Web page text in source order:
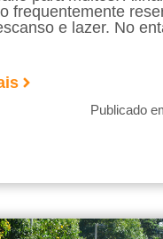
frequentemente
e lazer. No
Publicado